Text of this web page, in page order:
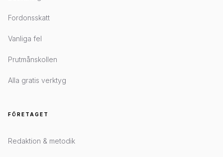
Fordonsskatt
Vanliga fel
Prutmånskollen
Alla gratis verktyg
FÖRETAGET
Redaktion & metodik